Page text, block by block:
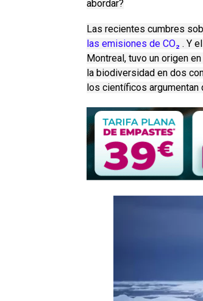
abordar?
Las recientes cumbres
las emisiones de CO₂ . Y
Montreal, tuvo un origen
la biodiversidad en dos
los científicos argumentan